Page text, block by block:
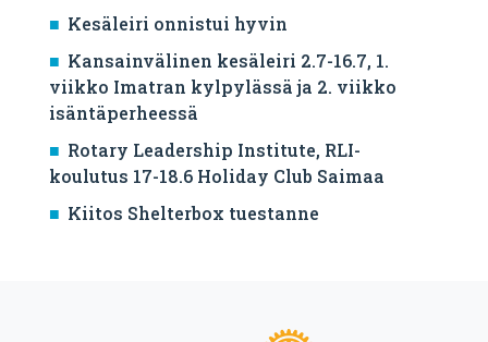
Kesäleiri onnistui hyvin
Kansainvälinen kesäleiri 2.7-16.7, 1.
viikko Imatran kylpylässä ja 2. viikko
isäntäperheessä
Rotary Leadership Institute, RLI-
koulutus 17-18.6 Holiday Club Saimaa
Kiitos Shelterbox tuestanne